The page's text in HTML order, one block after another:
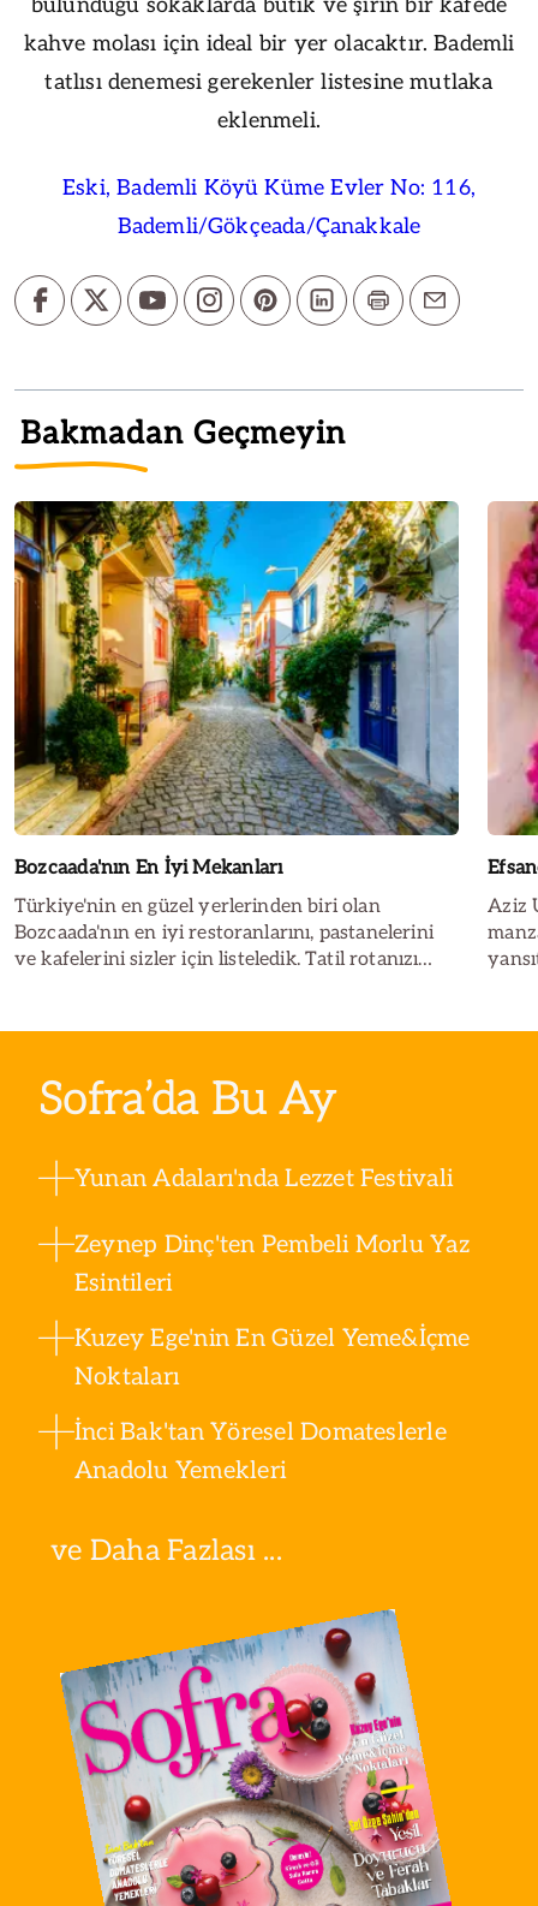
kahve molası için ideal bir yer olacaktır. Bademli
tatlısı denemesi gerekenler listesine mutlaka
eklenmeli.
Eski, Bademli Köyü Küme Evler No: 116,
Bademli/Gökçeada/Çanakkale
Bakmadan Geçmeyin
Bozcaada'nın En İyi Mekanları
Türkiye'nin en güzel yerlerinden biri olan
Bozcaada'nın en iyi restoranlarını, pastanelerini
ve kafelerini sizler için listeledik. Tatil rotanızı
Aziz
Sofra’da Bu Ay
Yunan Adaları'nda Lezzet Festivali
Zeynep Dinç'ten Pembeli Morlu Yaz
Esintileri
Kuzey Ege'nin En Güzel Yeme&İçme
Noktaları
İnci Bak'tan Yöresel Domateslerle
Anadolu Yemekleri
ve Daha Fazlası ...